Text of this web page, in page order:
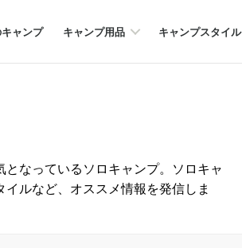
ャンプ キャンプ用品 キャンプスタイル
なっているソロキャンプ。ソロキャ
ルなど、オススメ情報を発信しま